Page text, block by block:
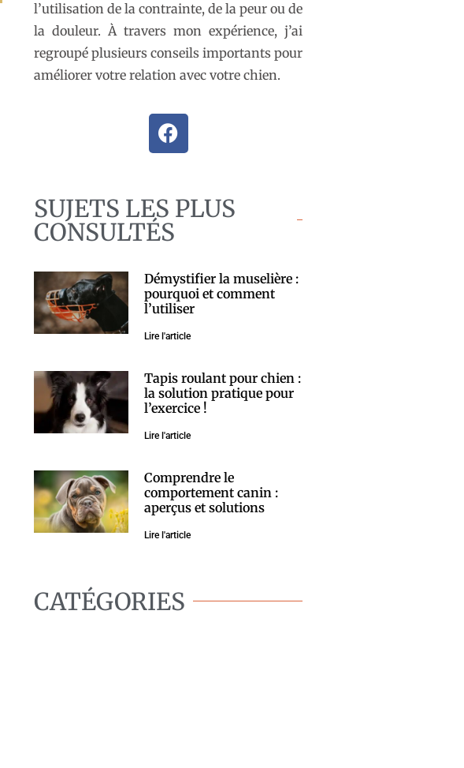
l’utilisation de la contrainte, de la peur ou de
la douleur. À travers mon expérience, j’ai
regroupé plusieurs conseils importants pour
améliorer votre relation avec votre chien.
SUJETS LES PLUS
CONSULTÉS
Démystifier la muselière :
pourquoi et comment
l’utiliser
Lire l'article
Tapis roulant pour chien :
la solution pratique pour
l’exercice !
Lire l'article
Comprendre le
comportement canin :
aperçus et solutions
Lire l'article
CATÉGORIES